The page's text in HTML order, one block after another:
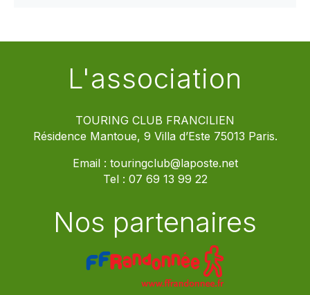
L'association
TOURING CLUB FRANCILIEN
Résidence Mantoue, 9 Villa d’Este 75013 Paris.
Email : touringclub@laposte.net
Tel : 07 69 13 99 22
Nos partenaires